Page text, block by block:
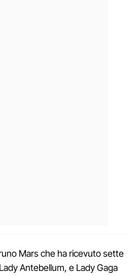
Mars che ha ricevuto sette
Antebellum, e Lady Gaga